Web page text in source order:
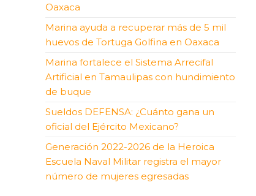
Oaxaca
Marina ayuda a recuperar más de 5 mil
huevos de Tortuga Golfina en Oaxaca
Marina fortalece el Sistema Arrecifal
Artificial en Tamaulipas con hundimiento
de buque
Sueldos DEFENSA: ¿Cuánto gana un
oficial del Ejército Mexicano?
Generación 2022-2026 de la Heroica
Escuela Naval Militar registra el mayor
número de mujeres egresadas